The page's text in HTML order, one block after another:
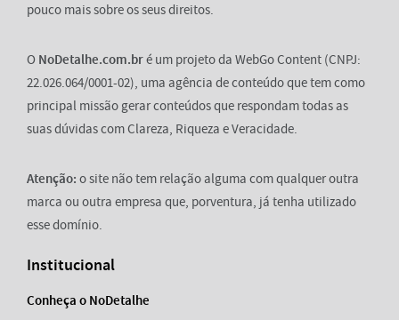
pouco mais sobre os seus direitos.
O NoDetalhe.com.bré um projeto da WebGo Content (CNPJ:
22.026.064/0001-02), uma agência de conteúdo que tem como
principal missão gerar conteúdos que respondam todas as
suas dúvidas com Clareza, Riqueza e Veracidade.
Atenção: o site não tem relação alguma com qualquer outra
marca ou outra empresa que, porventura, já tenha utilizado
esse domínio.
Institucional
Conheça o NoDetalhe